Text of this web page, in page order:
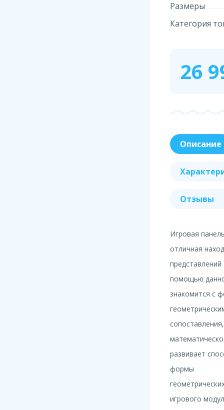
Размеры
Категория
26
Описание
Отзывы
Игровая
отличная
помощью
знакомится с
развивает
формы
игрового